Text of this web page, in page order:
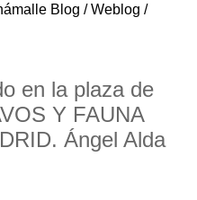
Blog / Weblog /
en la plaza de
Y FAUNA
Ángel Alda